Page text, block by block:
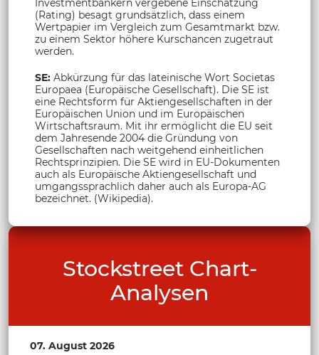
Investmentbankern vergebene Einschätzung
(Rating) besagt grundsätzlich, dass einem
Wertpapier im Vergleich zum Gesamtmarkt bzw.
zu einem Sektor höhere Kurschancen zugetraut
werden.
SE: Abkürzung für das lateinische Wort Societas
Europaea (Europäische Gesellschaft). Die SE ist
eine Rechtsform für Aktiengesellschaften in der
Europäischen Union und im Europäischen
Wirtschaftsraum. Mit ihr ermöglicht die EU seit
dem Jahresende 2004 die Gründung von
Gesellschaften nach weitgehend einheitlichen
Rechtsprinzipien. Die SE wird in EU-Dokumenten
auch als Europäische Aktiengesellschaft und
umgangssprachlich daher auch als Europa-AG
bezeichnet. (Wikipedia).
Stockstreet Chart-
Analysen
07. August 2026